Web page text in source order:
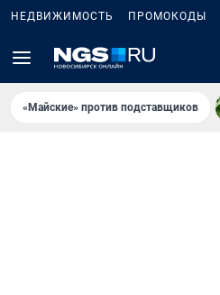
НЕДВИЖИМОСТЬ ПРОМОКОДЫ
«Майские» против подставщиков